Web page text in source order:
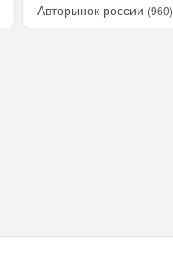
Авторынок россии (960)